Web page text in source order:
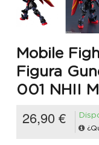
Mobile
Figura
001 NHII
26,90 €